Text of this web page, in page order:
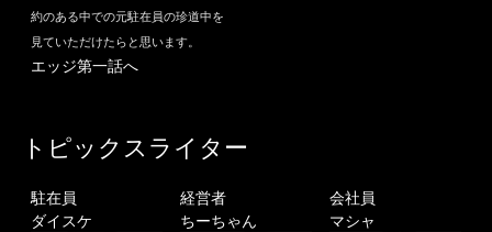
約のある中での元駐在員の珍道中を
見ていただけたらと思います。
エッジ第一話へ
トピックスライター
駐在員
ダイスケ
経営者
ちーちゃん
会社員
マシャ